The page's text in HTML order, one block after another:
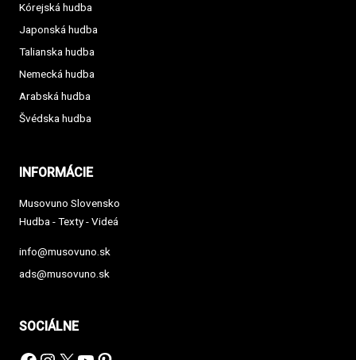
Kórejská hudba
Japonská hudba
Talianska hudba
Nemecká hudba
Arabská hudba
Švédska hudba
INFORMÁCIE
Musovuno Slovensko
Hudba - Texty - Videá
info@musovuno.sk
ads@musovuno.sk
SOCIÁLNE